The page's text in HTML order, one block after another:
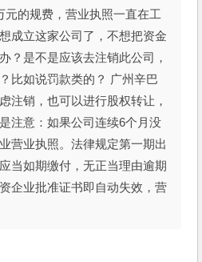
元的规费，营业执照一直在工
成立这家公司了，不想把资金
？是不是应该去注销此公司，
比如说罚款类的？ 广州辛巴
注销，也可以进行股权转让，
注意：如果公司连续6个月没
营业执照。法律规定第一期出
当如期缴付，无正当理由逾期
企业批准证书即自动失效，营